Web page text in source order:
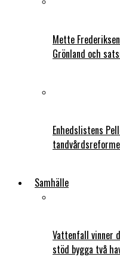
Mette
Grönland och
Enhedslistens
Samhälle
Vattenfall vinner
stöd bygga två